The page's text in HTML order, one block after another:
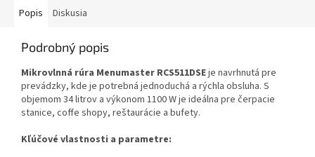
Popis Diskusia
Podrobný popis
Mikrovlnná rúra Menumaster RCS511DSEje navrhnutá pre
prevádzky, kde je potrebná jednoduchá a rýchla obsluha. S
objemom 34 litrov a výkonom 1100 W je ideálna pre čerpacie
stanice, coffe shopy, reštaurácie a bufety.
Kľúčové vlastnosti a parametre: